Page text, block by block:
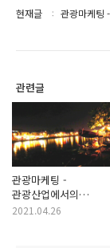
현재글 관광마케팅
관련글
관광마케팅 -
관광산업에서의
시장조사의 역할
2021.04.26